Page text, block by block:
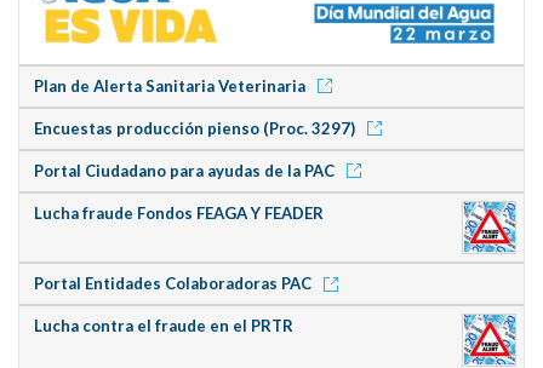
Plan de Alerta Sanitaria Veterinaria
Encuestas producción pienso (Proc. 3297)
Portal Ciudadano para ayudas de la PAC
Lucha fraude Fondos FEAGA Y FEADER
Portal Entidades Colaboradoras PAC
Lucha contra el fraude en el PRTR